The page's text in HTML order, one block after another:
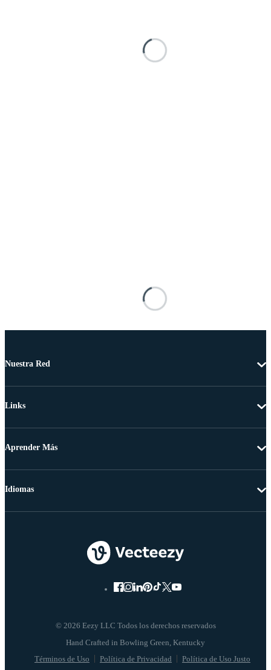
Nuestra Red
Links
Aprender Más
© 2026 Eezy LLC Todos los derechos reservados
Términos de Uso Política de Privacidad Política de Uso Justo
Idiomas